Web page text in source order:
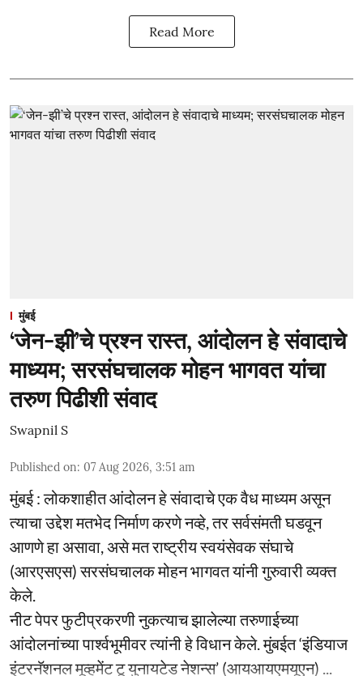
Read More
मुंबई
‘जेन-झी’चे प्रश्न रास्त, आंदोलन हे संवादाचे
माध्यम; सरसंघचालक मोहन भागवत यांचा
तरुण पिढीशी संवाद
Swapnil S
Published on: 07 Aug 2026, 3:51 am
मुंबई : लोकशाहीत आंदोलन हे संवादाचे एक वैध माध्यम असून
त्याचा उद्देश मतभेद निर्माण करणे नव्हे, तर सर्वसंमती घडवून
आणणे हा असावा, असे मत राष्ट्रीय स्वयंसेवक संघाचे
(आरएसएस) सरसंघचालक मोहन भागवत यांनी गुरुवारी व्यक्त
केले.
नीट पेपर फुटीप्रकरणी नुकत्याच झालेल्या तरुणाईच्या
आंदोलनांच्या पार्श्वभूमीवर त्यांनी हे विधान केले. मुंबईत ‘इंडियाज
इंटरनॅशनल मूव्हमेंट टू युनायटेड नेशन्स’ (आयआयएमयूएन) ...